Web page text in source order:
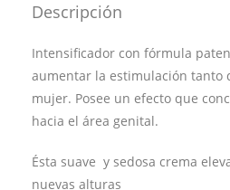
Descripción
Intensificador con fórmula
aumentar la estimulación tanto
mujer. Posee un efecto que
hacia el área genital.
Ésta suave y sedosa crema
nuevas alturas